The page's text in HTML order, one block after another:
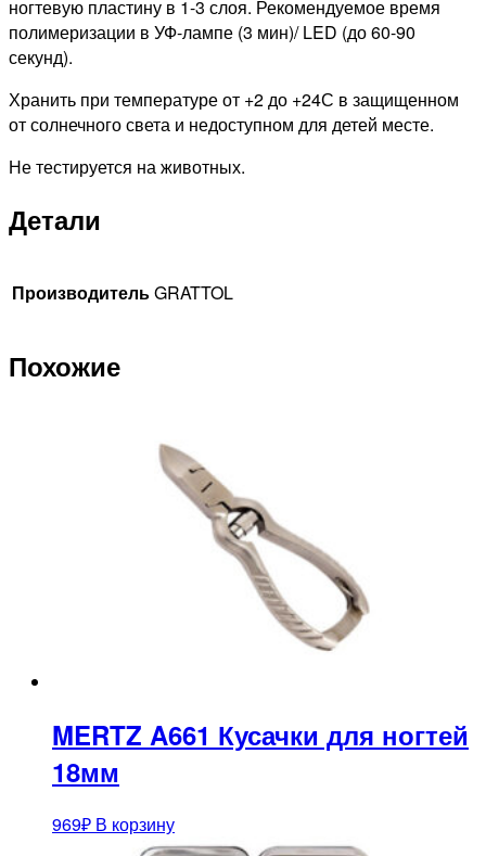
ногтевую пластину в 1-3 слоя. Рекомендуемое время
полимеризации в УФ-лампе (3 мин)/ LED (до 60-90
секунд).
Хранить при температуре от +2 до +24С в защищенном
от солнечного света и недоступном для детей месте.
Не тестируется на животных.
Детали
ПроизводительGRATTOL
Похожие
MERTZ A661 Кусачки для ногтей
18мм
969₽ В корзину